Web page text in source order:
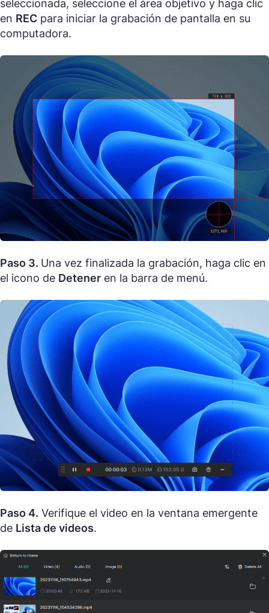
seleccionada, seleccione el área objetivo y haga clic
en REC para iniciar la grabación de pantalla en su
computadora.
Paso 3. Una vez finalizada la grabación, haga clic en
el icono de Detener en la barra de menú.
Paso 4. Verifique el video en la ventana emergente
de Lista de videos.